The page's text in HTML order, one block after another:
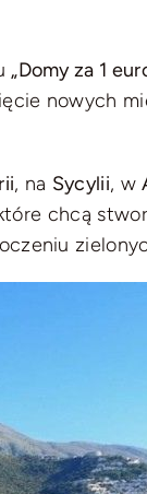
„Domy za 1
nowych
, na Sycylii, w
chcą